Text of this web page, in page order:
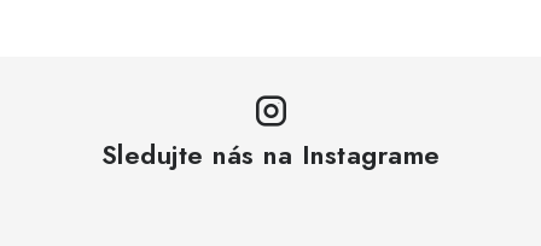
Sledujte nás na Instagrame